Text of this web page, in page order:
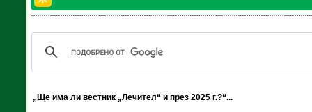
„Ще има ли вестник „Лечител“ и през 2025 г.?“...